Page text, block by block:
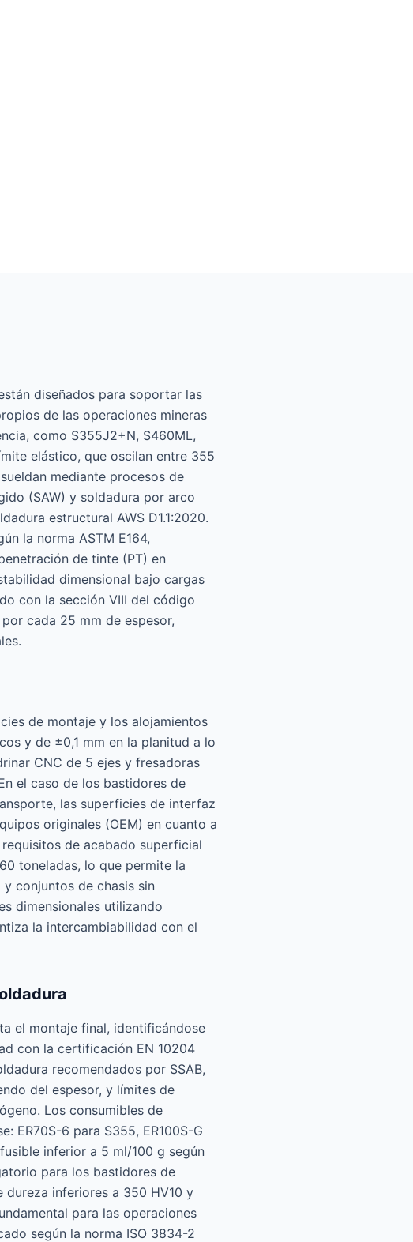
diseñados para soportar las
de las operaciones mineras
como S355J2+N, S460ML,
elástico, que oscilan entre 355
mediante procesos de
(SAW) y soldadura por arco
estructural AWS D1.1:2020.
la norma ASTM E164,
de tinte (PT) en
dimensional bajo cargas
con la sección VIII del código
cada 25 mm de espesor,
de montaje y los alojamientos
y de ±0,1 mm en la planitud a lo
CNC de 5 ejes y fresadoras
el caso de los bastidores de
las superficies de interfaz
originales (OEM) en cuanto a
de acabado superficial
toneladas, lo que permite la
conjuntos de chasis sin
dimensionales utilizando
la intercambiabilidad con el
el montaje final, identificándose
con la certificación EN 10204
recomendados por SSAB,
del espesor, y límites de
Los consumibles de
ER70S-6 para S355, ER100S-G
inferior a 5 ml/100 g según
para los bastidores de
dureza inferiores a 350 HV10 y
para las operaciones
según la norma ISO 3834-2